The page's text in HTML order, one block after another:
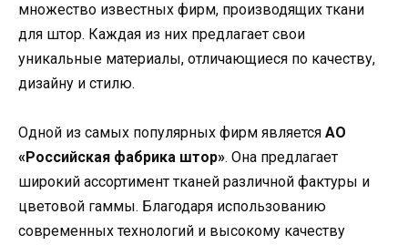
множество известных фирм, производящих ткани
для штор. Каждая из них предлагает свои
уникальные материалы, отличающиеся по качеству,
дизайну и стилю.
Одной из самых популярных фирм является АО
«Российская фабрика штор». Она предлагает
широкий ассортимент тканей различной фактуры и
цветовой гаммы. Благодаря использованию
современных технологий и высокому качеству